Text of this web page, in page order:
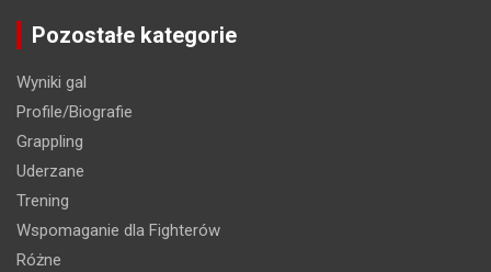
Pozostałe kategorie
Wyniki gal
Profile/Biografie
Grappling
Uderzane
Trening
Wspomaganie dla Fighterów
Różne